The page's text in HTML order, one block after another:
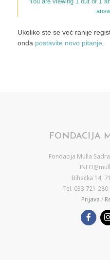
Ukoliko ste se već ranije
onda postavite novo pitanje.
FONDACIJA
Fondacija Mulla
Bihaćka 14,
Tel. 033 721-280
Prijava /